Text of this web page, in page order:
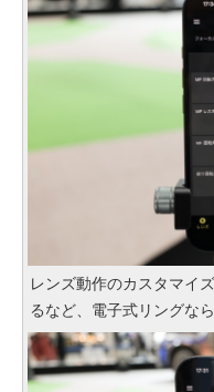
レンズ動作のカスタマイ
るなど、電子式リングな